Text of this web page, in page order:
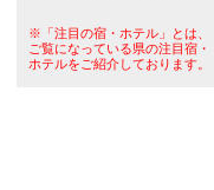
※「注目の宿・ホテル」とは、
ご覧になっている県の注目宿・
ホテルをご紹介しております。